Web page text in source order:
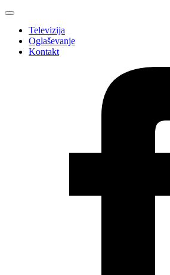
Televizija
Oglaševanje
Kontakt